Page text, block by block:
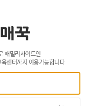
패밀리사이트인
센터까지 이용가능합니다